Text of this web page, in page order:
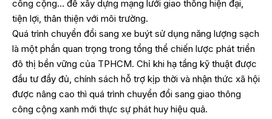
công cộng… để xây dựng mạng lưới giao thông hiện đại,
tiện lợi, thân thiện với môi trường.
Quá trình chuyển đổi sang xe buýt sử dụng năng lượng sạch
là một phần quan trọng trong tổng thể chiến lược phát triển
đô thị bền vững của TPHCM. Chỉ khi hạ tầng kỹ thuật được
đầu tư đầy đủ, chính sách hỗ trợ kịp thời và nhận thức xã hội
được nâng cao thì quá trình chuyển đổi sang giao thông
công cộng xanh mới thực sự phát huy hiệu quả.